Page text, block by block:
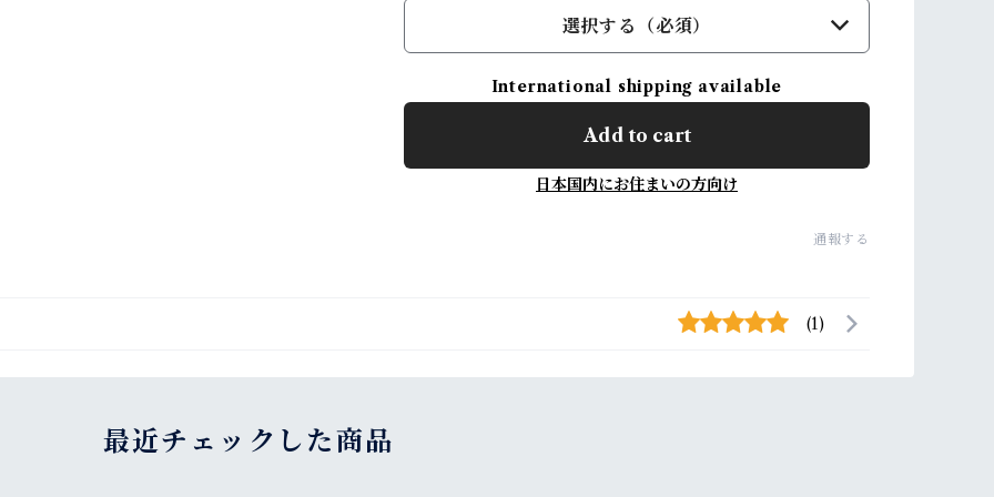
選択する（必須）
International shipping available
Add to cart
日本国内にお住まいの方向け
通報する
(1)
最近チェックした商品